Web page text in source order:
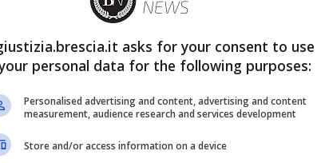
asks for your consent to use
personal data for the following purposes:
Personalised advertising and content, advertising and content
measurement, audience research and services development
Store and/or access information on a device